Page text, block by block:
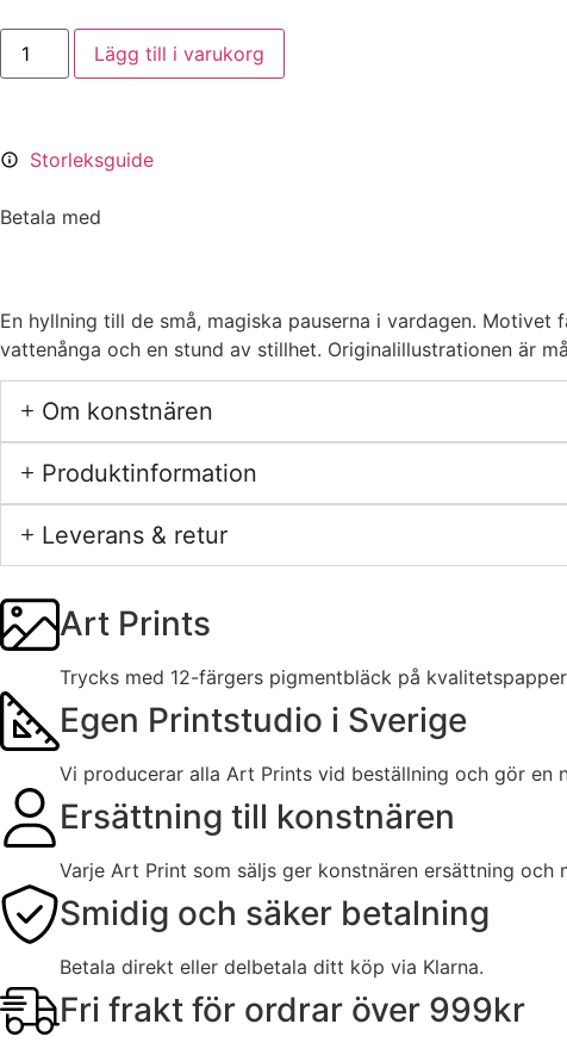
Lägg till i varukorg
Storleksguide
Betala med
En hyllning till de små, magiska pauserna i vardagen.
vattenånga och en stund av stillhet. Originalillustrationen är
Om konstnären
Produktinformation
Leverans & retur
Art Prints
Trycks med 12-färgers pigmentbläck på
Egen Printstudio i Sverige
Vi producerar alla Art Prints vid beställning och gör en
Ersättning till konstnären
Varje Art Print som säljs ger konstnären ersättning och
Smidig och säker betalning
Betala direkt eller delbetala ditt köp via Klarna.
Fri frakt för ordrar över 999kr